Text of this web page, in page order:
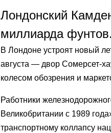
Лондонский
миллиарда фунтов.
В Лондоне устроят новый
августа — двор Сомерсет-
колесом обозрения и
Работники
Великобритании с 1989
транспортному коллапсу